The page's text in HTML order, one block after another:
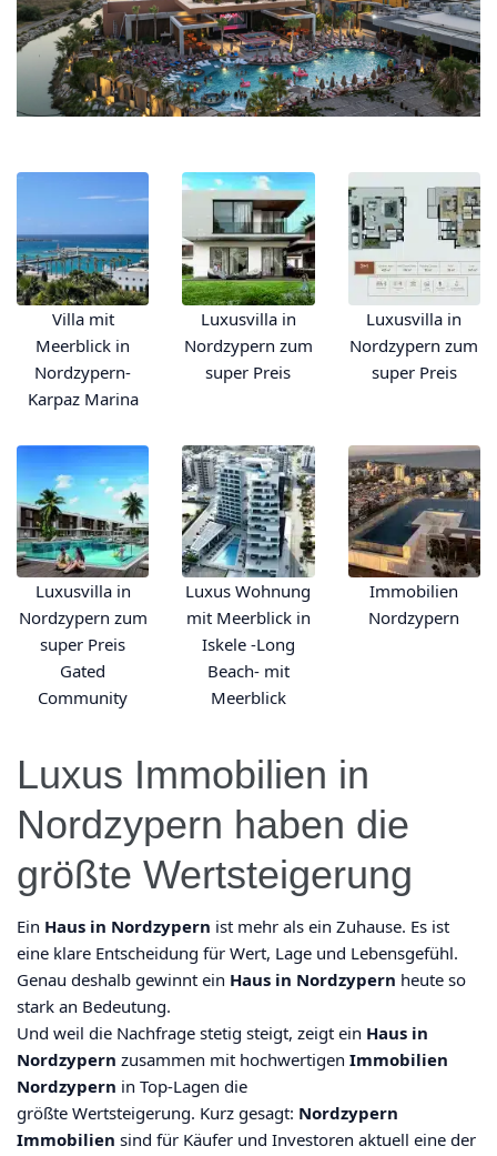
Kontakt
Villa mit
Meerblick in
Nordzypern-
Karpaz Marina
Luxusvilla in
Nordzypern zum
super Preis
Luxusvilla in
Nordzypern zum
super Preis
Luxusvilla in
Nordzypern zum
super Preis
Gated
Community
Luxus Wohnung
mit Meerblick in
Iskele -Long
Beach- mit
Meerblick
Immobilien
Nordzypern
Luxus Immobilien in
Nordzypern haben die
größte Wertsteigerung
Ein Haus in Nordzypern ist mehr als ein Zuhause. Es ist
eine klare Entscheidung für Wert, Lage und Lebensgefühl.
Genau deshalb gewinnt ein Haus in Nordzypern heute so
stark an Bedeutung.
Und weil die Nachfrage stetig steigt, zeigt ein Haus in
Nordzypern zusammen mit hochwertigen Immobilien
Nordzypern in Top-Lagen die
größte Wertsteigerung. Kurz gesagt: Nordzypern
Immobilien sind für Käufer und Investoren aktuell eine der